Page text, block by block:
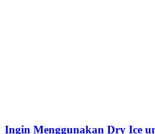
Ingin Menggunakan Dry Ice